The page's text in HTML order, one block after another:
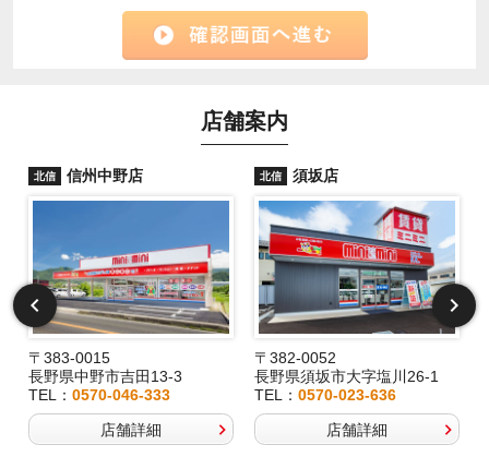
店舗案内
北信 信州中野店
〒383-0015
長野県中野市吉田13-3
TEL： 0570-046-333
店舗詳細
北信 須坂店
〒382-0052
長野県須坂市大字塩川26-1
TEL：0570-023-636
店舗詳細